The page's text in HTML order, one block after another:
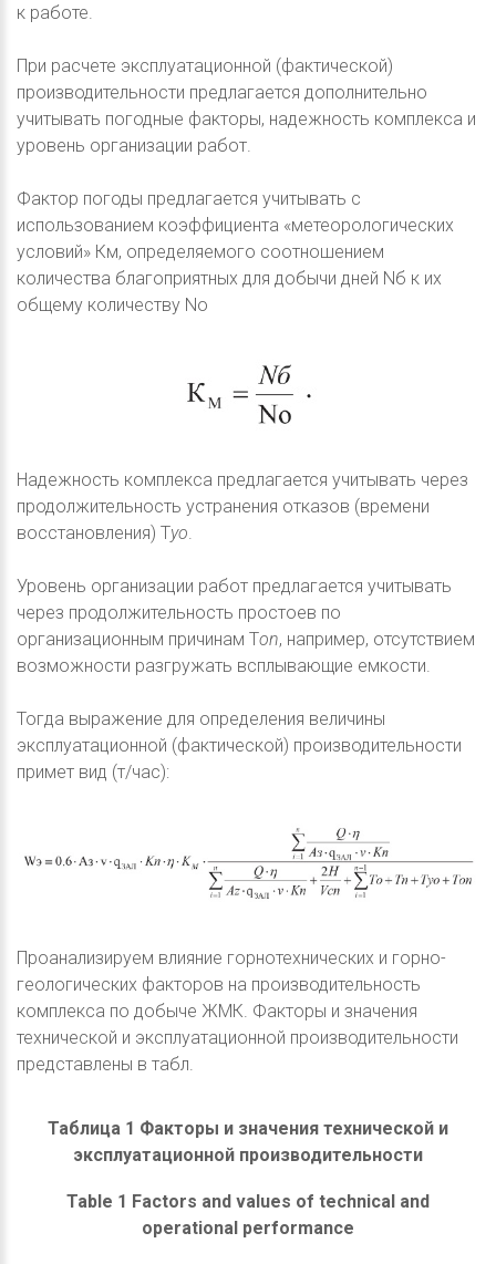
к работе.
При расчете эксплуатационной (фактической)
производительности предлагается дополнительно
учитывать погодные факторы, надежность комплекса и
уровень организации работ.
Фактор погоды предлагается учитывать с
использованием коэффициента «метеорологических
условий» Км, определяемого соотношением
количества благоприятных для добычи дней Nб к их
общему количеству Nо
Надежность комплекса предлагается учитывать через
продолжительность устранения отказов (времени
восстановления) Туо
Уровень организации работ предлагается учитывать
через продолжительность простоев по
организационным причинам Тоn, например, отсутствием
возможности разгружать всплывающие емкости.
Тогда выражение для определения величины
эксплуатационной (фактической) производительности
примет вид (т/час):
Проанализируем влияние горнотехнических и горно-
геологических факторов на производительность
комплекса по добыче ЖМК. Факторы и значения
технической и эксплуатационной производительности
представлены в табл.
Таблица 1 Факторы и значения технической и
эксплуатационной производительности
Table 1 Factors and values of technical and
operational performance